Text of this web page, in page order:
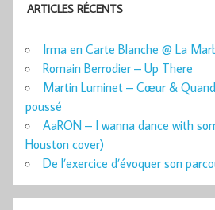
ARTICLES RÉCENTS
Irma en Carte Blanche @ La
Romain Berrodier – Up There
Martin Luminet – Cœur &
poussé
AaRON – I wanna dance with
Houston cover)
De l’exercice d’évoquer son